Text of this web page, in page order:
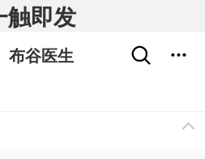
触即发
布谷医生